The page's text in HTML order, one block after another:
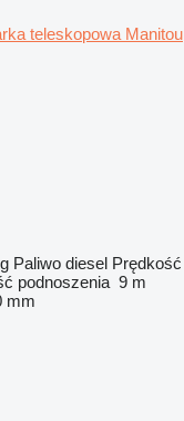
teleskopowa Manitou
Paliwo diesel Prędkość
podnoszenia 9 m
mm